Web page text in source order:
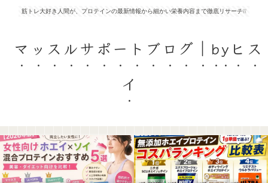
筋トレ大好き人間が、プロテインの最新情報から細かい栄養内容まで徹底リサーチ❕❕
マッスルサポートブログ｜byヒス
イ